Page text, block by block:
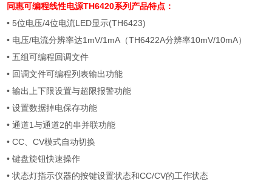
同惠可编程线性电源TH6420系列产品特点：
• 5位电压/4位电流LED显示(TH6423)
• 电压/电流分辨率达1mV/1mA（TH6422A分辨率10mV/10mA）
• 五组可编程回调文件
• 回调文件可编程列表输出功能
•输出上下限设置与超限报警功能
•设置数据掉电保存功能
•通道1与通道2的串并联功能
• CC 、CV模式自动切换
•键盘旋钮快速操作
•状态灯指示仪器的按键设置状态和CC/CV的工作状态